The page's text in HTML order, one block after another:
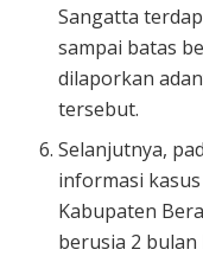
Sangatta
sampai batas
dilaporkan
tersebut.
Selanjutnya,
informasi
Kabupaten
berusia 2